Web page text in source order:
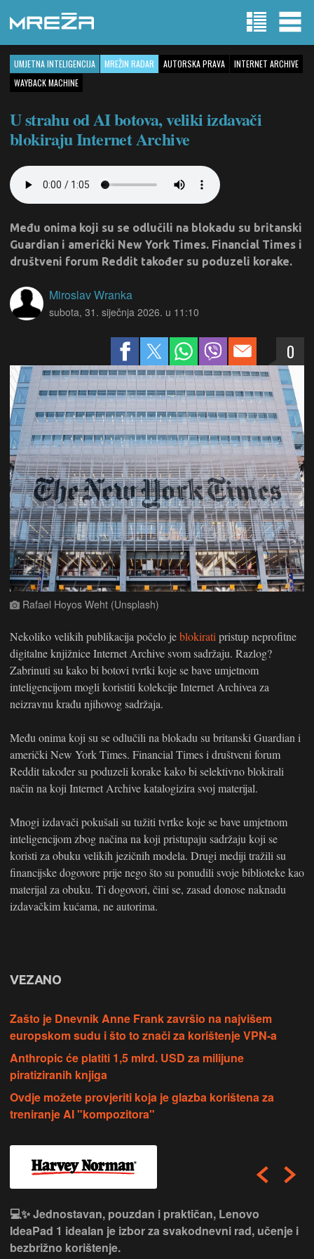
UMJETNA INTELIGENCIJA MREŽIN RADAR AUTORSKA PRAVA
INTERNET ARCHIVE
WAYBACK MACHINE
U strahu od AI botova, veliki izdavači
blokiraju Internet Archive
Među onima koji su se odlučili na blokadu su britanski
Guardian i američki New York Times. Financial Times i
društveni forum Reddit također su poduzeli korake.
Miroslav Wranka
subota, 31. siječnja 2026. u 11:10
0
Rafael Hoyos Weht (Unsplash)
Nekoliko velikih publikacija počelo jeblokirati pristup neprofitne
digitalne knjižnice Internet Archive svom sadržaju. Razlog?
Zabrinuti su kako bi botovi tvrtki koje se bave umjetnom
inteligencijom mogli koristiti kolekcije Internet Archivea za
neizravnu krađu njihovog sadržaja.
Među onima koji su se odlučili na blokadu su britanski Guardian i
američki New York Times. Financial Times i društveni forum
Reddit također su poduzeli korake kako bi selektivno blokirali
način na koji Internet Archive katalogizira svoj materijal.
Mnogi izdavači pokušali su tužiti tvrtke koje se bave umjetnom
inteligencijom zbog načina na koji pristupaju sadržaju koji se
koristi za obuku velikih jezičnih modela. Drugi mediji tražili su
financijske dogovore prije nego što su ponudili svoje biblioteke kao
materijal za obuku. Ti dogovori, čini se, zasad donose naknadu
izdavačkim kućama, ne autorima.
VEZANO
Zašto je Dnevnik Anne Frank završio na najvišem
europskom sudu i što to znači za korištenje VPN-a
Anthropic će platiti 1,5 mlrd. USD za milijune
piratiziranih knjiga
Ovdje možete provjeriti koja je glazba korištena za
treniranje AI "kompozitora"
💻✨ Jednostavan, pouzdan i praktičan, Lenovo
IdeaPad 1 idealan je izbor za svakodnevni rad, učenje i
bezbrižno korištenje.